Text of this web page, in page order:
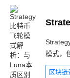
模式，
区块链